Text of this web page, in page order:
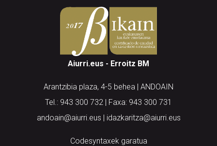
Aiurri.eus - Erroitz BM
Arantzibia plaza, 4-5 behea | ANDOAIN
Tel.: 943 300 732 | Faxa: 943 300 731
andoain@aiurri.eus | idazkaritza@aiurri.eus
Codesyntaxek garatua